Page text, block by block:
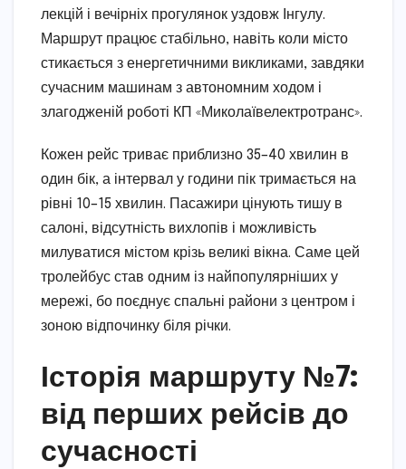
лекцій і вечірніх прогулянок уздовж Інгулу.
Маршрут працює стабільно, навіть коли місто
стикається з енергетичними викликами, завдяки
сучасним машинам з автономним ходом і
злагодженій роботі КП «Миколаївелектротранс».
Кожен рейс триває приблизно 35–40 хвилин в
один бік, а інтервал у години пік тримається на
рівні 10–15 хвилин. Пасажири цінують тишу в
салоні, відсутність вихлопів і можливість
милуватися містом крізь великі вікна. Саме цей
тролейбус став одним із найпопулярніших у
мережі, бо поєднує спальні райони з центром і
зоною відпочинку біля річки.
Історія маршруту №7:
від перших рейсів до
сучасності